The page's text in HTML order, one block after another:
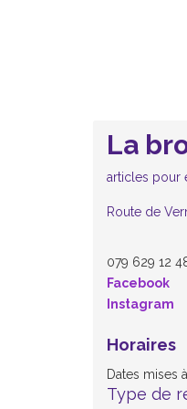
La
articles pour
Route de
079 629 12
Facebook
Instagram
Horaires
Dates mises
Type de